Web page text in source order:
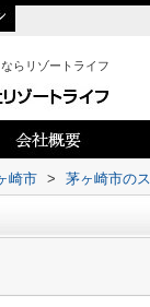
らリゾートライフ
崎市 > 茅ヶ崎市の